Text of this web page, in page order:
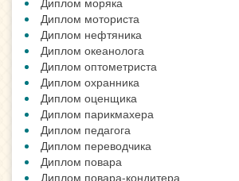
Диплом моториста
Диплом нефтяника
Диплом океанолога
Диплом оптометриста
Диплом охранника
Диплом оценщика
Диплом парикмахера
Диплом педагога
Диплом переводчика
Диплом повара
Диплом повара-кондитера